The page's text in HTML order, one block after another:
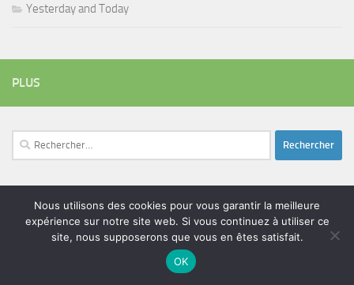
Yesterday and Today
PLUS
Rechercher :
ÉTIQUETTES
adam bomb amar sundy batteurbeatles blues blues rock
coltrane
glenn hughes
Nous utilisons des cookies pour vous garantir la meilleure
expérience sur notre site web. Si vous continuez à utiliser ce
site, nous supposerons que vous en êtes satisfait.
OK